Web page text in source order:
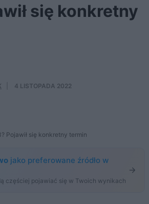
się konkretny
4 LISTOPADA 2022
Pojawił się konkretny termin
jako preferowane źródło w
częściej pojawiać się w Twoich wynikach